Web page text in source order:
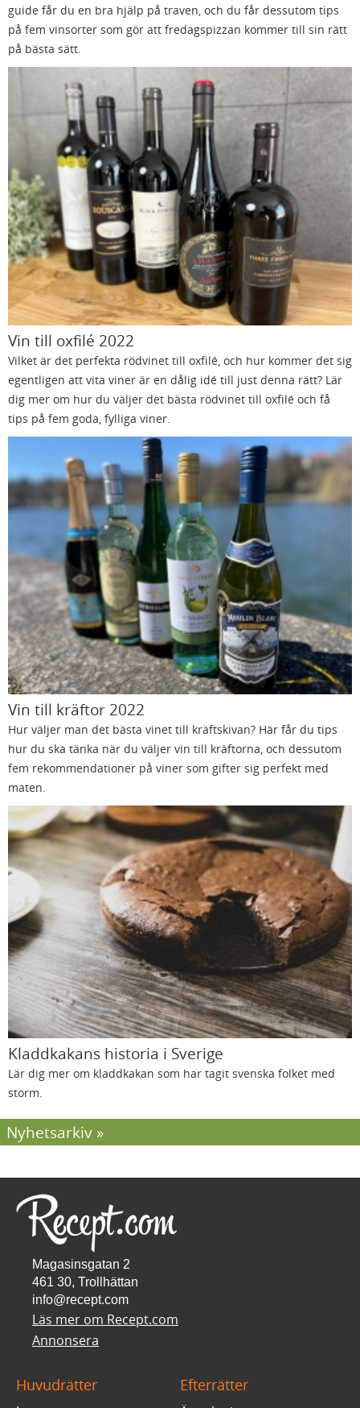
guide får du en bra hjälp på traven, och du får dessutom tips
på fem vinsorter som gör att fredagspizzan kommer till sin rätt
på bästa sätt.
Vin till oxfilé 2022
Vilket är det perfekta rödvinet till oxfilé, och hur kommer det sig
egentligen att vita viner är en dålig idé till just denna rätt? Lär
dig mer om hur du väljer det bästa rödvinet till oxfilé och få
tips på fem goda, fylliga viner.
Vin till kräftor 2022
Hur väljer man det bästa vinet till kräftskivan? Här får du tips
hur du ska tänka när du väljer vin till kräftorna, och dessutom
fem rekommendationer på viner som gifter sig perfekt med
maten.
Kladdkakans historia i Sverige
Lär dig mer om kladdkakan som har tagit svenska folket med
storm.
Nyhetsarkiv
Magasinsgatan 2
461 30, Trollhättan
info@recept.com
Läs mer om Recept.com
Annonsera
Huvudrätter Efterrätter